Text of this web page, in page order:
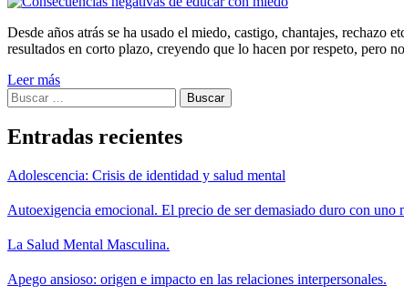
Desde años atrás se ha usado el miedo, castigo, chantajes, rechazo
resultados en corto plazo, creyendo que lo hacen por respeto, pero
Leer más
Buscar:
Entradas recientes
Adolescencia: Crisis de identidad y salud mental
Autoexigencia emocional. El precio de ser demasiado duro con uno
La Salud Mental Masculina.
Apego ansioso: origen e impacto en las relaciones interpersonales.